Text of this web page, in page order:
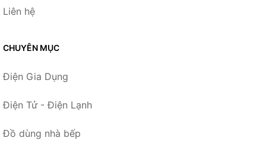
Liên hệ
CHUYÊN MỤC
Điện Gia Dụng
Điện Tử - Điện Lạnh
Đồ dùng nhà bếp